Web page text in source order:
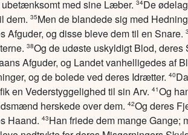
med sine Læber. 34De
dem. 35Men de blandede sig med
Afguder, og disse bleve dem til en Snare.
38Og de udøste uskyldigt Blod,
Afguder, og Landet vanhelligedes af
og de bolede ved deres Idrætter. 40
en Vederstyggelighed til sin Arv. 41Og
herskede over dem. 42Og deres
Haand. 43Han friede dem mange Gange;